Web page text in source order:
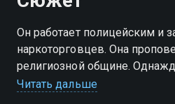
Он работает полицейским и
наркоторговцев. Она проповедница в тайной
религиозной общине.
набирает неправильный
Читать дальше